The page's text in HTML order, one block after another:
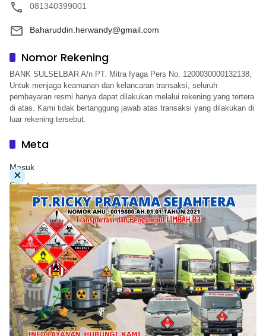
081340399001
Baharuddin.herwandy@gmail.com
Nomor Rekening
BANK SULSELBAR A/n PT. Mitra Iyaga Pers No. 1200030000132138,
Untuk menjaga keamanan dan kelancaran transaksi, seluruh
pembayaran resmi hanya dapat dilakukan melalui rekening yang tertera
di atas. Kami tidak bertanggung jawab atas transaksi yang dilakukan di
luar rekening tersebut.
Meta
Masuk
Feed entri
Feed komentar
WordPress.org
Copyright © 2026. PT. Herwandy Baharuddin Grup. All
rights reserve
×